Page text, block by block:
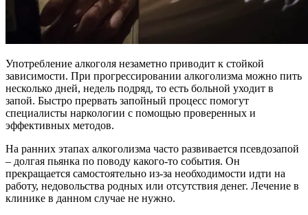
Употребление алкоголя незаметно приводит к стойкой
зависимости. При прогрессировании алкоголизма можно пить
несколько дней, недель подряд, то есть больной уходит в
запой. Быстро прервать запойный процесс помогут
специалисты наркологии с помощью проверенных и
эффективных методов.
На ранних этапах алкоголизма часто развивается псевдозапой
– долгая пьянка по поводу какого-то события. Он
прекращается самостоятельно из-за необходимости идти на
работу, недовольства родных или отсутствия денег. Лечение в
клинике в данном случае не нужно.